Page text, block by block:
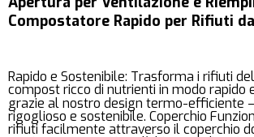
Compostatore Rapido per Rifiuti
Rapido e Sostenibile: Trasforma i rifiuti
compost ricco di nutrienti in modo rapido
grazie al nostro design termo-efficiente
rigoglioso e sostenibile. Coperchio
rifiuti facilmente attraverso il coperchio